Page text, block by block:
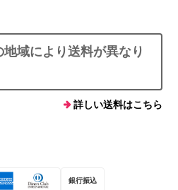
地域により送料が異なり
詳しい送料はこちら
銀行振込